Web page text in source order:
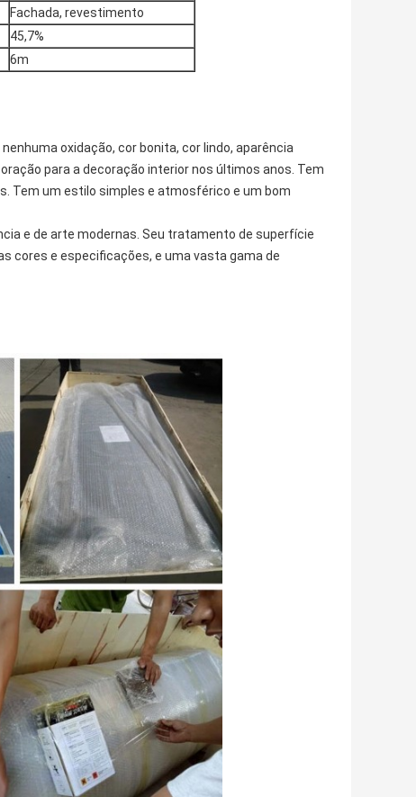
Fachada, revestimento
45,7%
6m
oxidação, cor bonita, cor lindo, aparência
para a decoração interior nos últimos anos. Tem
Tem um estilo simples e atmosférico e um bom
e de arte modernas. Seu tratamento de superfície
cores e especificações, e uma vasta gama de